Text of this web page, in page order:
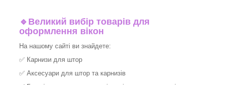
🔹 Великий вибір товарів для
оформлення вікон
На нашому сайті ви знайдете:
✅ Карнизи для штор
✅ Аксесуари для штор та карнизів